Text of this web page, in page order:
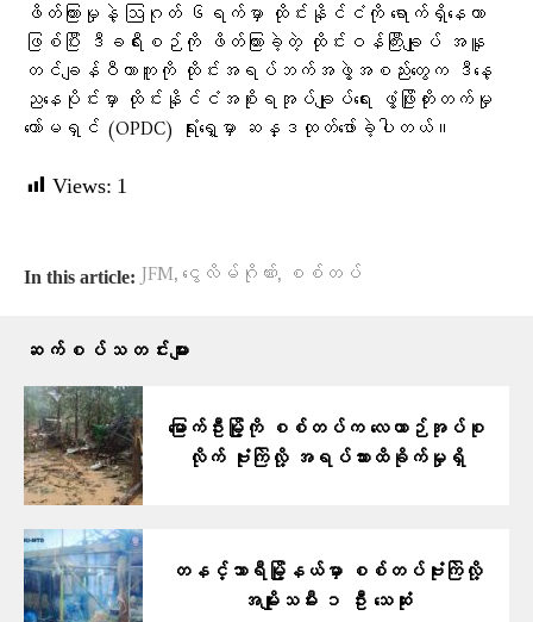
ဖိတ်ကြားမှုနဲ့ ‌ဩဂုတ် ၆ရက်မှာ ထိုင်းနိုင်ငံကို ရောက်ရှိနေတာ
ဖြစ်ပြီး ဒီခရီးစဉ်ကို ဖိတ်ကြားခဲ့တဲ့ ထိုင်းဝန်ကြီးချုပ် အနူ
တင်ချန်ဝီယာကူကို ထိုင်းအရပ်ဘက်အဖွဲ့အစည်းတွေက ဒီနေ့
ညနေပိုင်းမှာ ထိုင်းနိုင်ငံအစိုးရအုပ်ချုပ်ရေး ဖွံ့ဖြိုးတိုးတက်မှု
ကော်မရှင် (OPDC) ရုံးရှေ့မှာ ဆန္ဒထုတ်ဖော်ခဲ့ပါတယ်။
Views: 1
In this article: JFM, ငွေလိမ်ဂိုဏ်း, စစ်တပ်
ဆက်စပ်သတင်းများ
မြောက်ဦးမြို့ကို စစ်တပ်က လေယာဉ်အုပ်စု
လိုက် ဗုံးကြဲလို့ အရပ်သားထိခိုက်မှုရှိ
တနင်္သာရီမြို့နယ်မှာ စစ်တပ်ဗုံးကြဲလို့
အမျိုးသမီး ၁ ဦး သေဆုံး